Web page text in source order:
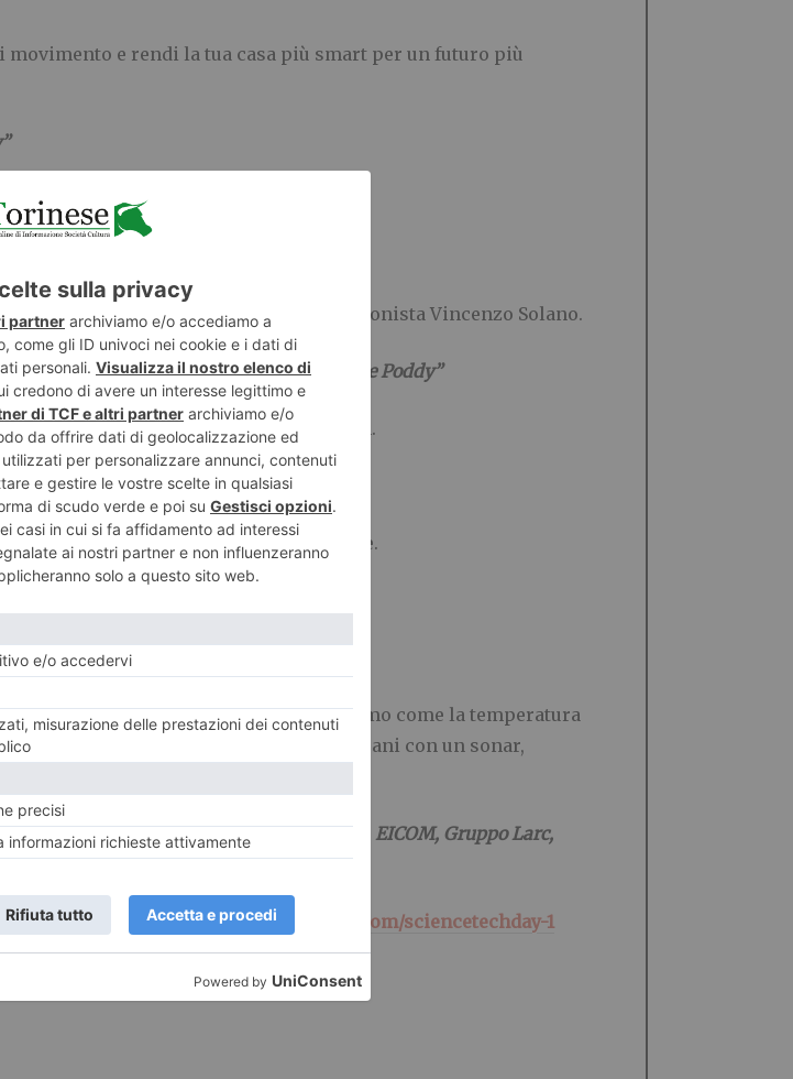
e rendi la tua casa più smart per un futuro più
grazie ai consigli del fotografo professionista Vincenzo Solano.
come risparmiare energia con la mascotte Poddy”
di energia per un mondo più green.
3D muovendoti nello spazio circostante.
gli organi.
internazionali di WINS: scopriamo come la temperatura
sostanze, come scandagliare gli oceani con un sonar,
molto altro!
Aeroclub Torino, BRICKS 4 KIDZ®,E.Do EICOM, Gruppo Larc,
ITALY.
https://blog.worldinternationalschool.com/sciencetechday-1